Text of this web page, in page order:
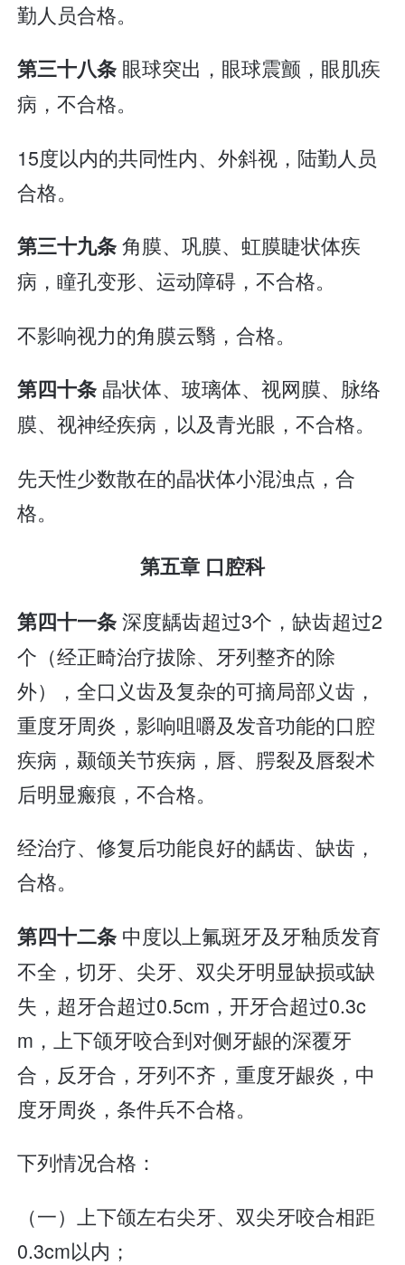
勤人员合格。
第三十八条 眼球突出，眼球震颤，眼肌疾
病，不合格。
15度以内的共同性内、外斜视，陆勤人员
合格。
第三十九条角膜、巩膜、虹膜睫状体疾
病，瞳孔变形、运动障碍，不合格。
不影响视力的角膜云翳，合格。
第四十条 晶状体、玻璃体、视网膜、脉络
膜、视神经疾病，以及青光眼，不合格。
先天性少数散在的晶状体小混浊点，合
格。
第五章 口腔科
第四十一条深度龋齿超过3个，缺齿超过2
个（经正畸治疗拔除、牙列整齐的除
外），全口义齿及复杂的可摘局部义齿，
重度牙周炎，影响咀嚼及发音功能的口腔
疾病，颞颌关节疾病，唇、腭裂及唇裂术
后明显瘢痕，不合格。
经治疗、修复后功能良好的龋齿、缺齿，
合格。
第四十二条 中度以上氟斑牙及牙釉质发育
不全，切牙、尖牙、双尖牙明显缺损或缺
失，超牙合超过0.5cm，开牙合超过0.3c
m，上下颌牙咬合到对侧牙龈的深覆牙
合，反牙合，牙列不齐，重度牙龈炎，中
度牙周炎，条件兵不合格。
下列情况合格：
（一）上下颌左右尖牙、双尖牙咬合相距
0.3cm以内；